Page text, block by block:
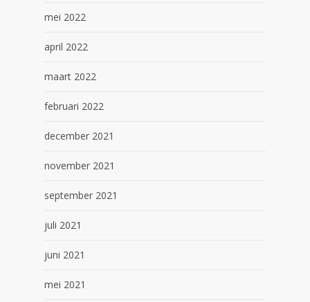
mei 2022
april 2022
maart 2022
februari 2022
december 2021
november 2021
september 2021
juli 2021
juni 2021
mei 2021